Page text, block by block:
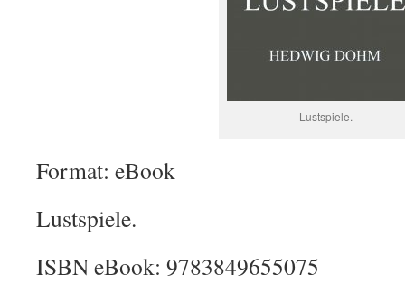
Lustspiele.
Format: eBook
Lustspiele.
ISBN eBook: 9783849655075